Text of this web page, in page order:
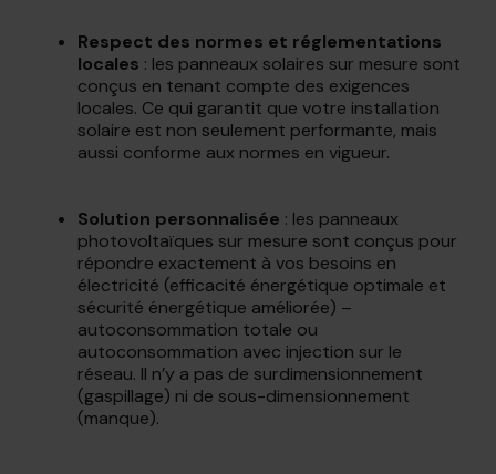
Respect des normes et réglementations
locales : les panneaux solaires sur mesure sont
conçus en tenant compte des exigences
locales. Ce qui garantit que votre installation
solaire est non seulement performante, mais
aussi conforme aux normes en vigueur.
Solution personnalisée : les panneaux
photovoltaïques sur mesure sont conçus pour
répondre exactement à vos besoins en
électricité (efficacité énergétique optimale et
sécurité énergétique améliorée) –
autoconsommation totale ou
autoconsommation avec injection sur le
réseau. Il n’y a pas de surdimensionnement
(gaspillage) ni de sous-dimensionnement
(manque).